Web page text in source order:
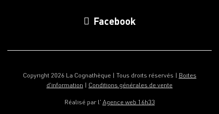
Facebook
Copyright 2026 La Cognathèque | Tous droits réservés | Boites
d'information | Conditions générales de vente
Réalisé par l' Agence web 16h33